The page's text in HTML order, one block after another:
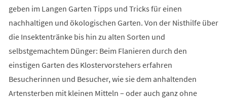
geben im Langen Garten Tipps und Tricks für einen
nachhaltigen und ökologischen Garten. Von der Nisthilfe über
die Insektentränke bis hin zu alten Sorten und
selbstgemachtem Dünger: Beim Flanieren durch den
einstigen Garten des Klostervorstehers erfahren
Besucherinnen und Besucher, wie sie dem anhaltenden
Artensterben mit kleinen Mitteln – oder auch ganz ohne